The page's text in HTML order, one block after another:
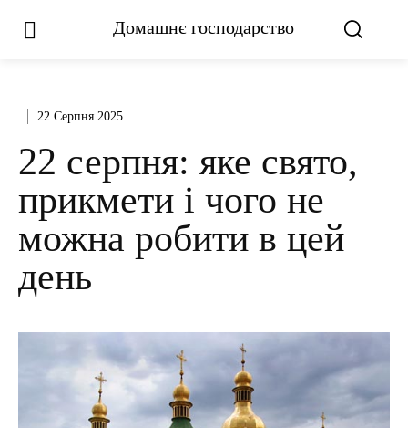
Домашнє господарство
22 Серпня 2025
22 серпня: яке свято,
прикмети і чого не
можна робити в цей
день